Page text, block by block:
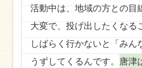
活動中は、地域の方との目
大変で、投げ出したくなる
しばらく行かないと「みん
うずしてくるんです。
唐津